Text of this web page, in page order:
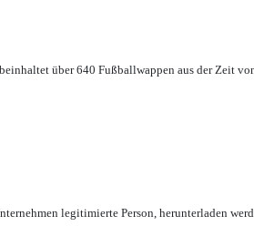
über 640 Fußballwappen aus der Zeit
legitimierte Person, herunterladen